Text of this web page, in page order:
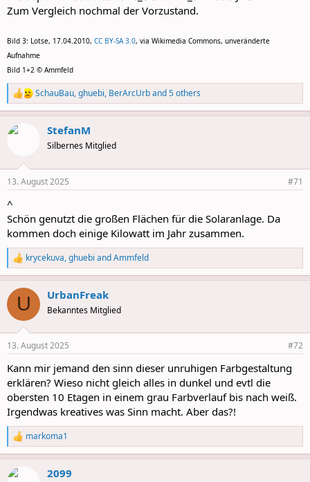
Zum Vergleich nochmal der Vorzustand.
Bild 3: Lotse, 17.04.2010, CC BY-SA 3.0, via Wikimedia Commons, unveränderte
Aufnahme
Bild 1+2 © Ammfeld
R
e
a
c
s
SchauBau,ghuebi, BerArcUrband 5 others
StefanM
Silbernes Mitglied
13. August 2025 #71
^
Schön genutzt die großen Flächen für die Solaranlage. Da
kommen doch einige Kilowatt im Jahr zusammen.
R
e
a
c
i
s
krycekuva,ghuebi andAmmfeld
U UrbanFreak
Bekanntes Mitglied
13. August 2025 #72
Kann mir jemand den sinn dieser unruhigen Farbgestaltung
erklären? Wieso nicht gleich alles in dunkel und evtl die
obersten 10 Etagen in einem grau Farbverlauf bis nach weiß.
Irgendwas kreatives was Sinn macht. Aber das?!
R
e
a
c
markoma1
2099